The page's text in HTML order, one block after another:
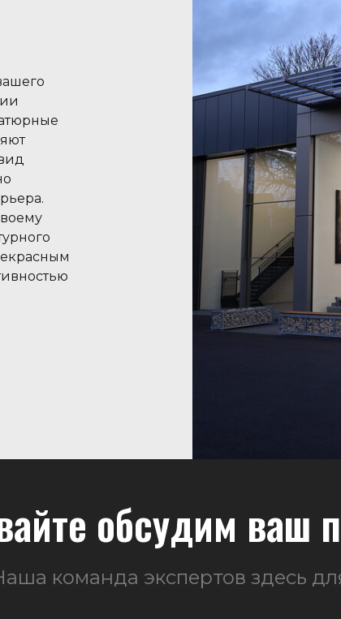
обсудим ваш
команда экспертов здесь